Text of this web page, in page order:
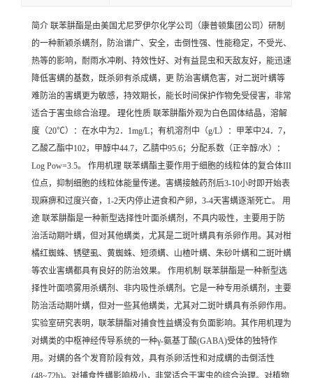
简介 联苯肼酯是由美国尤尼罗伊尔化学公司（康普顿集团公司）研制
的一种新颖杀螨剂，防治谱广、安全，击倒性强、性能稳定，不受光、
热等的影响，耐雨水冲刷、持效性好、对有益昆虫和天敌友好，能迅速
降低害螨的基数，既杀卵有杀成螨，更 防治害螨危害，对二斑叶螨等
难防治的害螨更为敏感，持效期长，能长时间保护作物免受侵害，非常
适合于害虫综合治理。 理化性质 联苯肼酯外观为白色固体结晶，溶解
度（20℃）：在水中为2．1mg/L；有机溶剂中（g/L）：甲苯中24．7，
乙酸乙酯中102，甲醇中44.7，乙腈中95.6；分配系数（正辛醇/水）：
Log Pow=3.5。 作用机理 联苯螨酯主要作用于细胞的线粒体的复合体III
位点，抑制细胞的线粒体能量传递。害螨接触药剂后3-10小时即开始表
现麻痹和过度兴奋，1-2天内停止进食和产卵，3-4天害螨逐渐死亡。 用
途 联苯肼酯是一种新型选择性叶面杀螨剂，不具内吸性，主要用于防
治活动期叶螨，但对其他螨类，尤其是二斑叶螨具有杀卵作用。其对柑
橘红蜘蛛、锈壁虱、黄蜘蛛、短须螨、山楂叶螨、朱砂叶螨和二斑叶螨
等农业害螨都具有良好的防治效果。 作用机制 联苯肼酯是一种新型选
择性叶面喷雾用杀螨剂、非内吸性杀螨剂。它是一种专用杀螨剂，主要
防治活动期叶螨，但对一些其他螨类，尤其对二斑叶螨具有杀卵作用。
实验室研究表明，联苯肼酯对捕食性益螨没有负面影响。其作用机理为
对螨类的中枢神经传导系统的一种γ-氨基丁酸(GABA)受体的独特作
用。对螨的各个发育阶段有效，具有杀卵活性和对成螨的击倒活性